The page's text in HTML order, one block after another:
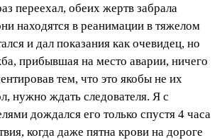
переехал, обеих жертв забрала
находятся в реанимации в тяжелом
и дал показания как очевидец, но
прибывшая на место аварии, ничего
тем, что это якобы не их
нужно ждать следователя. Я с
дождался его только спустя 4 часа
когда даже пятна крови на дороге